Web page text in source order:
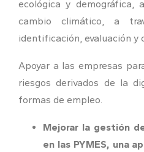
ecológica y demográfica,
cambio climático, a
identificación, evaluación y
Apoyar a las empresas
riesgos derivados de la
formas de empleo.
Mejorar la gestión
en las PYMES, una